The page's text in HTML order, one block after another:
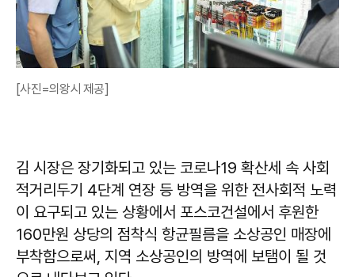
[사진=의왕시 제공]
김 시장은 장기화되고 있는 코로나19 확산세 속 사회
적거리두기 4단계 연장 등 방역을 위한 전사회적 노력
이 요구되고 있는 상황에서 포스코건설에서 후원한
160만원 상당의 점착식 항균필름을 소상공인 매장에
부착함으로써, 지역 소상공인의 방역에 보탬이 될 것